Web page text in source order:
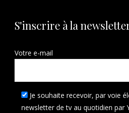
S'inscrire à la
Votre e-mail
Je souhaite recevoir, par voie
newsletter de tv au quotidien par